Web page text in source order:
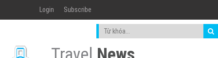
Login Subscribe